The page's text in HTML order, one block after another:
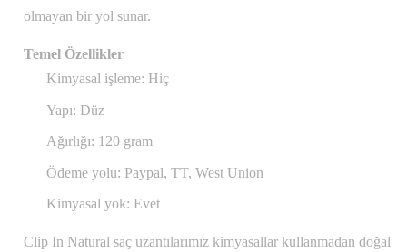
olmayan bir yol sunar.
Temel Özellikler
Kimyasal işleme: Hiç
Yapı: Düz
Ağırlığı: 120 gram
Ödeme yolu: Paypal, TT, West Union
Kimyasal yok: Evet
Clip In Natural saç uzantılarımız kimyasallar kullanmadan doğal